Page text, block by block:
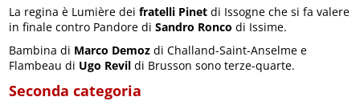
La regina è Lumière dei fratelli Pinet di Issogne che si fa valere
in finale contro Pandore diSandro Ronco di Issime.
Bambina di Marco Demoz di Challand-Saint-Anselme e
Flambeau di Ugo Revil di Brusson sono terze-quarte.
Seconda categoria